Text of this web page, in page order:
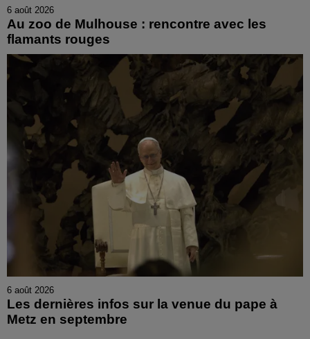
6 août 2026
Au zoo de Mulhouse : rencontre avec les
flamants rouges
6 août 2026
Les dernières infos sur la venue du pape à
Metz en septembre